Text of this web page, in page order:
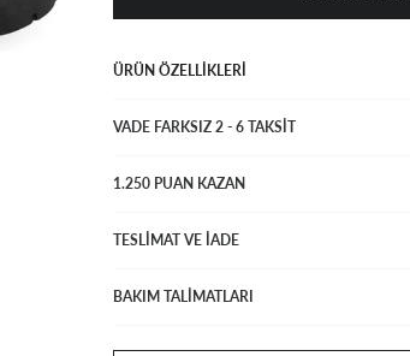
ÜRÜN ÖZELLIKLERI
VADE FARKSIZ 2 - 6 TAKSIT
1.250 PUAN KAZAN
TESLİMAT VE İADE
BAKIM TALİMATLARI